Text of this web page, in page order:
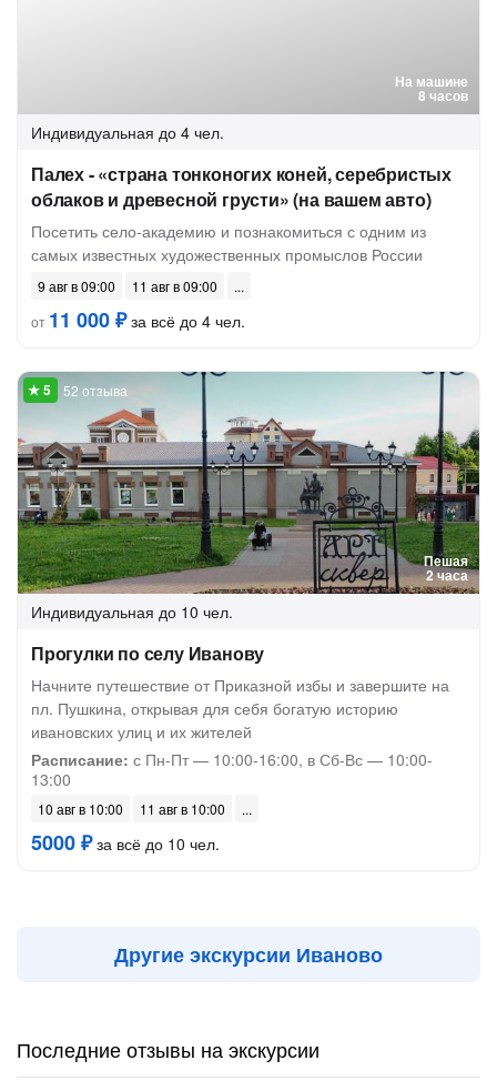
На машине
8 часов
Индивидуальная до 4 чел.
Палех - «страна тонконогих коней, серебристых
облаков и древесной грусти» (на вашем авто)
Посетить село-академию и познакомиться с одним из
самых известных художественных промыслов России
9 авг в 09:00
11 авг в 09:00
от 11 000 ₽за всё до 4 чел.
Пешая
2 часа
52 отзыва
Индивидуальная до 10 чел.
Прогулки по селу Иванову
Начните путешествие от Приказной избы и завершите на
пл. Пушкина, открывая для себя богатую историю
ивановских улиц и их жителей
Расписание: с Пн-Пт — 10:00-16:00, в Сб-Вс — 10:00-
13:00
10 авг в 10:00 11 авг в 10:00
5000 ₽за всё до 10 чел.
Другие экскурсии Иваново
Последние отзывы на экскурсии